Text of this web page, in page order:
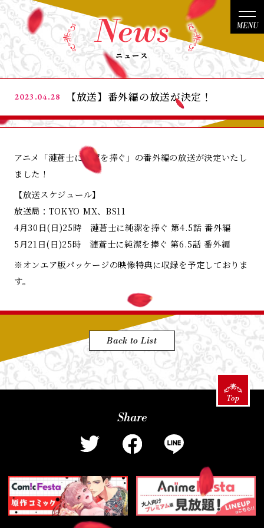
News
Story
Character
Staff/Cast
On Air
Music
Goods
Top
News
ニュース
2023.04.28 【放送】番外編の放送が決定！
アニメ「漣蒼士に純潔を捧ぐ」の番外編の放送が決定いたし
ました！
【放送スケジュール】
放送局：TOKYO MX、BS11
4月30日(日)25時 漣蒼士に純潔を捧ぐ 第4.5話 番外編
5月21日(日)25時 漣蒼士に純潔を捧ぐ 第6.5話 番外編
※オンエア版パッケージの映像特典に収録を予定しておりま
す。
Back to List
Top
Share
t
t
e
r
s
F
e
o
o
E
s
h
a